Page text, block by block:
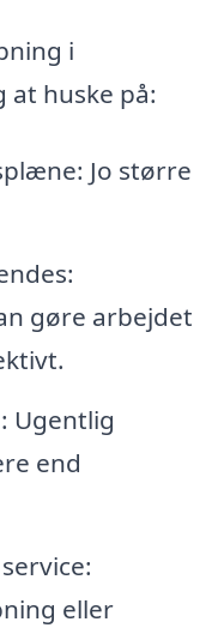
i
at huske på:
Jo større
gøre arbejdet
Ugentlig
end
eller